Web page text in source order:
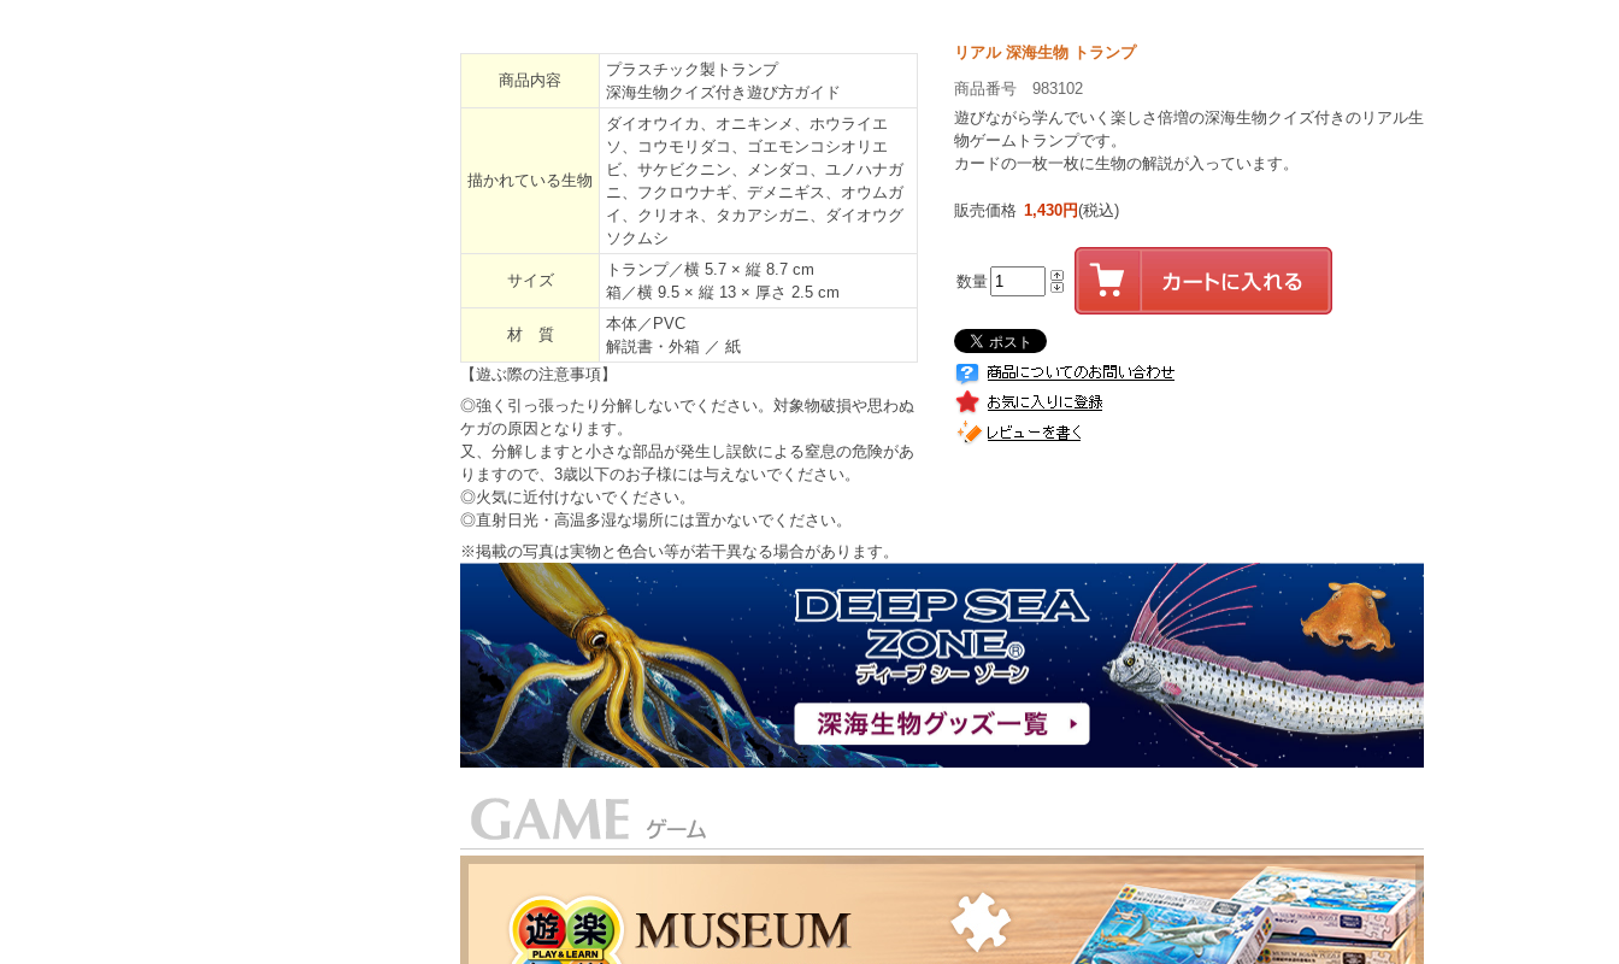
商品内容
プラスチック製トランプ
深海生物クイズ付き遊び方ガイド
描かれている生物
ダイオウイカ、オニキンメ、ホウライエ
ソ、コウモリダコ、ゴエモンコシオリエ
ビ、サケビクニン、メンダコ、ユノハナガ
ニ、フクロウナギ、デメニギス、オウムガ
イ、クリオネ、タカアシガニ、ダイオウグ
ソクムシ
サイズ
トランプ／横 5.7 × 縦 8.7 cm
箱／横 9.5 × 縦 13 × 厚さ 2.5 cm
材 質
本体／PVC
解説書・外箱 ／ 紙
【遊ぶ際の注意事項】
◎強く引っ張ったり分解しないでください。対象物破損や思わぬ
ケガの原因となります。
又、分解しますと小さな部品が発生し誤飲による窒息の危険があ
りますので、3歳以下のお子様には与えないでください。
◎火気に近付けないでください。
◎直射日光・高温多湿な場所には置かないでください。
※掲載の写真は実物と色合い等が若干異なる場合があります。
リアル 深海生物 トランプ
商品番号 983102
遊びながら学んでいく楽しさ倍増の深海生物クイズ付きのリアル生
物ゲームトランプです。
カードの一枚一枚に生物の解説が入っています。
販売価格 1,430円(税込)
数量